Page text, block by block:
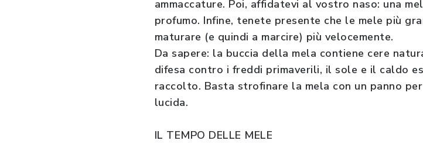
ammaccature. Poi, affidatevi al vostro naso: una
profumo. Infine, tenete presente che le mele più
maturare (e quindi a marcire) più velocemente.
Da sapere: la buccia della mela contiene cere
difesa contro i freddi primaverili, il sole e il caldo
raccolto. Basta strofinare la mela con un panno
lucida.
IL TEMPO DELLE MELE